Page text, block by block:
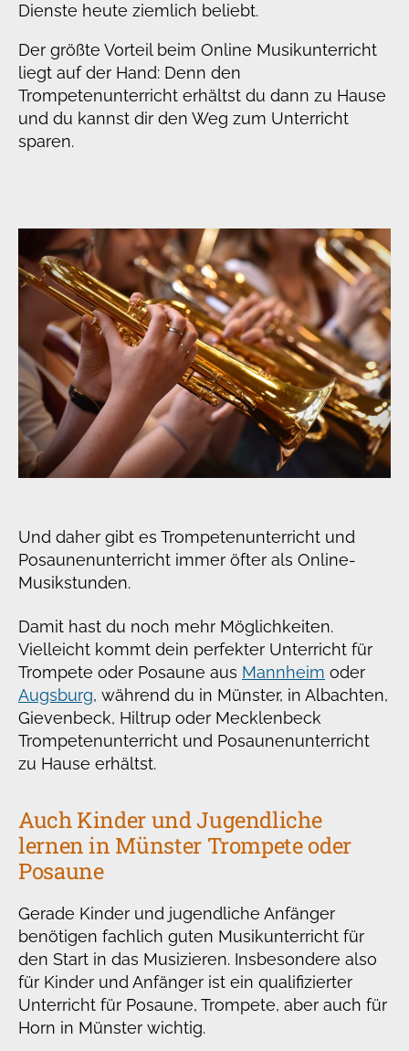
Dienste heute ziemlich beliebt.
Der größte Vorteil beim Online Musikunterricht
liegt auf der Hand: Denn den
Trompetenunterricht erhältst du dann zu Hause
und du kannst dir den Weg zum Unterricht
sparen.
Und daher gibt es Trompetenunterricht und
Posaunenunterricht immer öfter als Online-
Musikstunden.
Damit hast du noch mehr Möglichkeiten.
Vielleicht kommt dein perfekter Unterricht für
Trompete oder Posaune aus Mannheim oder
Augsburg, während du in Münster, in Albachten,
Gievenbeck, Hiltrup oder Mecklenbeck
Trompetenunterricht und Posaunenunterricht
zu Hause erhältst.
Auch Kinder und Jugendliche
lernen in Münster Trompete oder
Posaune
Gerade Kinder und jugendliche Anfänger
benötigen fachlich guten Musikunterricht für
den Start in das Musizieren. Insbesondere also
für Kinder und Anfänger ist ein qualifizierter
Unterricht für Posaune, Trompete, aber auch für
Horn in Münster wichtig.